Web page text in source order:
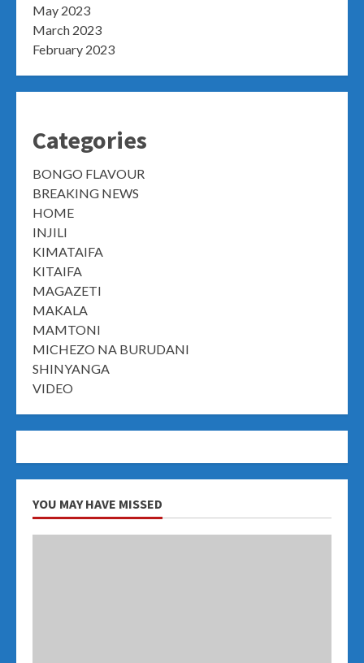
May 2023
March 2023
February 2023
Categories
BONGO FLAVOUR
BREAKING NEWS
HOME
INJILI
KIMATAIFA
KITAIFA
MAGAZETI
MAKALA
MAMTONI
MICHEZO NA BURUDANI
SHINYANGA
VIDEO
YOU MAY HAVE MISSED